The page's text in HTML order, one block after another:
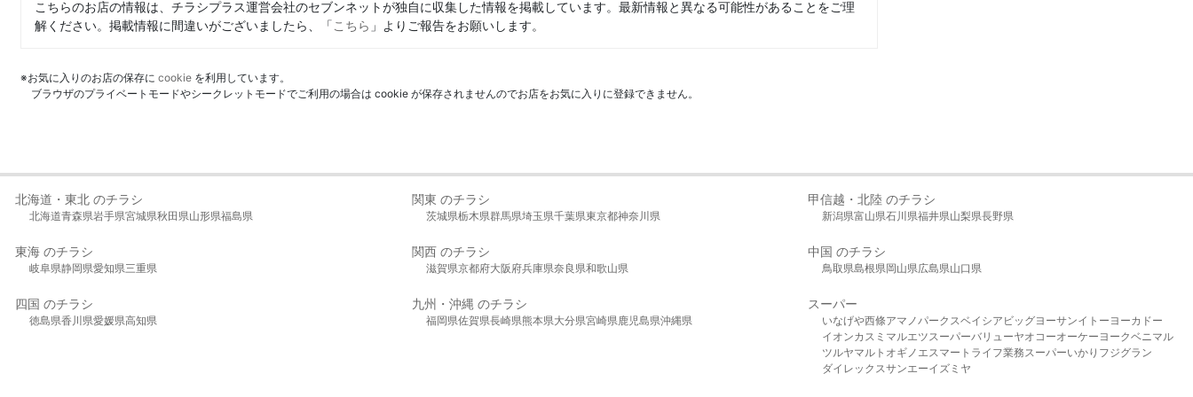
こちらのお店の情報は、チラシプラス運営会社のセブンネットが独自に収集した情報を掲載しています。最新情報と異なる可能性があることをご理
解ください。掲載情報に間違いがございましたら、「こちら 」よりご報告をお願いします。
※お気に入りのお店の保存に cookie を利用しています。
ブラウザのプライベートモードやシークレットモードでご利用の場合は cookie が保存されませんのでお店をお気に入りに登録できません。
北海道・東北 のチラシ
北海道青森県岩手県宮城県秋田県山形県福島県
関東 のチラシ
茨城県栃木県群馬県埼玉県千葉県東京都神奈川県
甲信越・北陸 のチラシ
新潟県富山県石川県福井県山梨県長野県
東海 のチラシ
岐阜県静岡県愛知県三重県
関西 のチラシ
滋賀県京都府大阪府兵庫県奈良県和歌山県
中国 のチラシ
鳥取県島根県岡山県広島県山口県
四国 のチラシ
徳島県香川県愛媛県高知県
九州・沖縄 のチラシ
福岡県佐賀県長崎県熊本県大分県宮崎県鹿児島県沖縄県
スーパー
いなげや西條アマノパークスベイシア ビッグヨーサンイトーヨーカドー
イオンカスミ マルエツスーパーバリューヤオコーオーケー ヨークベニマル
ツルヤマルト オギノ エスマート ライフ業務スーパーいかり フジグラン
ダイレックスサンエーイズミヤ